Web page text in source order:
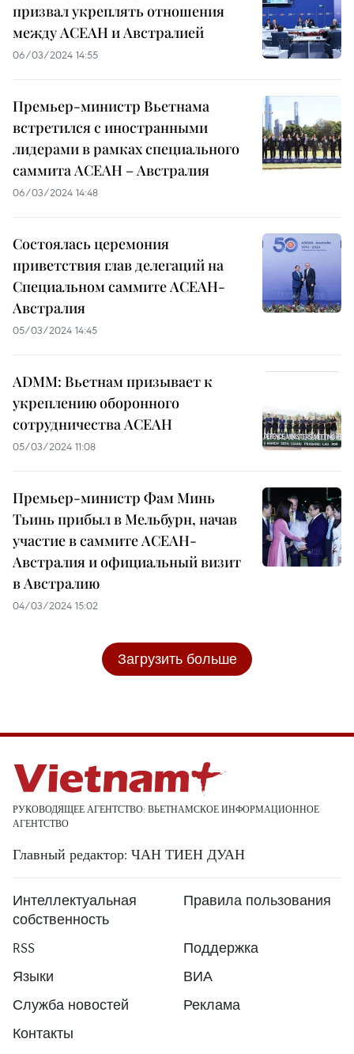
призвал укреплять отношения
между АСЕАН и Австралией
06/03/2024 14:55
Премьер-министр Вьетнама
встретился с иностранными
лидерами в рамках специального
саммита АСЕАН – Австралия
06/03/2024 14:48
Состоялась церемония
приветствия глав делегаций на
Специальном саммите АСЕАН-
Австралия
05/03/2024 14:45
ADMM: Вьетнам призывает к
укреплению оборонного
сотрудничества АСЕАН
05/03/2024 11:08
Премьер-министр Фам Минь
Тьинь прибыл в Мельбурн, начав
участие в саммите АСЕАН-
Австралия и официальный визит
в Австралию
04/03/2024 15:02
Загрузить больше
РУКОВОДЯЩЕЕ АГЕНТСТВО: ВЬЕТНАМСКОЕ ИНФОРМАЦИОННОЕ
АГЕНТСТВО
Главный редактор: ЧАН ТИЕН ДУАН
Интеллектуальная
собственность
Правила пользования
RSS
Поддержка
Языки
ВИА
Служба новостей
Реклама
Контакты